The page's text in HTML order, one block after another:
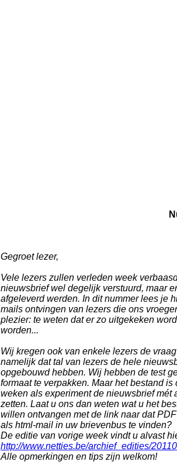
Gegroet lezer,
Vele lezers zullen verleden week
nieuwsbrief wel degelijk verstuurd, maar
afgeleverd werden. In dit nummer lees je
mails ontvingen van lezers die ons
plezier: te weten dat er zo uitgekeken
worden...
Wij kregen ook van enkele lezers de
namelijk dat tal van lezers de hele
opgebouwd hebben. Wij hebben de test
formaat te verpakken. Maar het bestand
weken als experiment de nieuwsbrief
zetten. Laat u ons dan weten wat u het
willen ontvangen met de link naar dat
als html-mail in uw brievenbus te vinden?
De editie van vorige week vindt u alvast
http://www.netties.be/archief_edities/
Alle opmerkingen en tips zijn welkom!